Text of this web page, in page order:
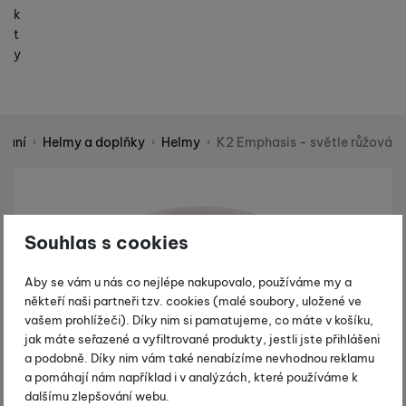
Souhlas s cookies
Aby se vám u nás co nejlépe nakupovalo, používáme my a
někteří naši partneři tzv. cookies (malé soubory, uložené ve
vašem prohlížeči). Díky nim si pamatujeme, co máte v košíku,
jak máte seřazené a vyfiltrované produkty, jestli jste přihlášeni
a podobně. Díky nim vám také nenabízíme nevhodnou reklamu
a pomáhají nám například i v analýzách, které používáme k
dalšímu zlepšování webu.
k
t
y
Helmy a doplňky Helmy K2 Emphasis - světle růžová